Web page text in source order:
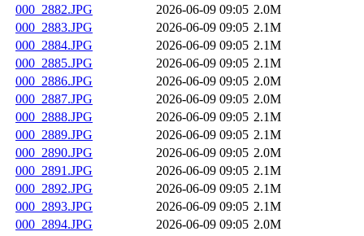
000_2882.JPG
2026-06-09 09:05 2.0M
000_2883.JPG
2026-06-09 09:05 2.1M
000_2884.JPG
2026-06-09 09:05 2.1M
000_2885.JPG
2026-06-09 09:05 2.1M
000_2886.JPG
2026-06-09 09:05 2.0M
000_2887.JPG
2026-06-09 09:05 2.0M
000_2888.JPG
2026-06-09 09:05 2.1M
000_2889.JPG
2026-06-09 09:05 2.1M
000_2890.JPG
2026-06-09 09:05 2.0M
000_2891.JPG
2026-06-09 09:05 2.1M
000_2892.JPG
2026-06-09 09:05 2.1M
000_2893.JPG
2026-06-09 09:05 2.1M
000_2894.JPG
2026-06-09 09:05 2.0M